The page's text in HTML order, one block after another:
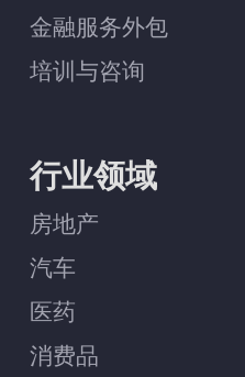
金融服务外包
培训与咨询
行业领域
房地产
汽车
医药
消费品